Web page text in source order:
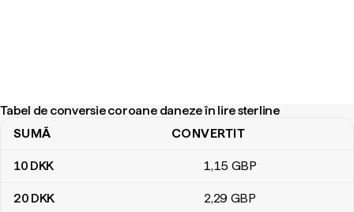
Tabel de conversie coroane daneze în lire sterline
Tabel de conversie coroane daneze în lire sterline
SUMĂ CONVERTIT
10 DKK 1,15 GBP
20 DKK 2,29 GBP